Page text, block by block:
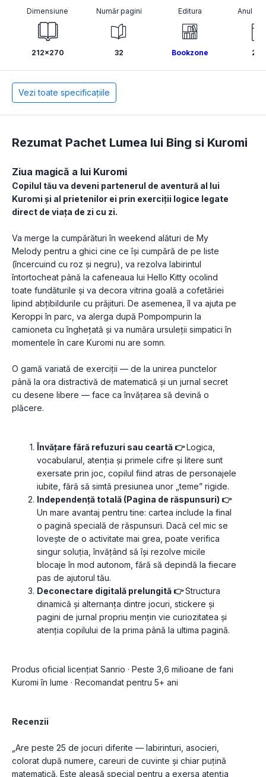
Dimensiune
212x270
Număr pagini
32
Editura
Bookzone
Anul
Vezi toate specificațiile
Rezumat Pachet Lumea lui Bing si Kuromi
Ziua magică a lui Kuromi
Copilul tău va deveni partenerul de aventură al lui
Kuromi și al prietenilor ei prin exerciții logice legate
direct de viața de zi cu zi.
Va merge la cumpărături în weekend alături de My
Melody pentru a ghici cine ce își cumpără de pe liste
(încercuind cu roz și negru), va rezolva labirintul
întortocheat până la cafeneaua lui Hello Kitty ocolind
toate fundăturile și va decora vitrina goală a cofetăriei
lipind abțibildurile cu prăjituri. De asemenea, îl va ajuta pe
Keroppi în parc, va alerga după Pompompurin la
camioneta cu înghețată și va număra ursuleții simpatici în
momentele în care Kuromi nu are somn.
O gamă variată de exerciții — de la unirea punctelor
până la ora distractivă de matematică și un jurnal secret
cu desene libere — face ca învățarea să devină o
plăcere.
Învățare fără refuzuri sau ceartă 👉 Logica,
vocabularul, atenția și primele cifre și litere sunt
exersate prin joc, copilul fiind atras de personajele
iubite, fără să simtă presiunea unor „teme” rigide.
Independență totală (Pagina de răspunsuri) 👉
Un mare avantaj pentru tine: cartea include la final
o pagină specială de răspunsuri. Dacă cel mic se
lovește de o activitate mai grea, poate verifica
singur soluția, învățând să își rezolve micile
blocaje în mod autonom, fără să depindă la fiecare
pas de ajutorul tău.
Deconectare digitală prelungită 👉 Structura
dinamică și alternanța dintre jocuri, stickere și
pagini de jurnal propriu mențin vie curiozitatea și
atenția copilului de la prima până la ultima pagină.
Produs oficial licențiat Sanrio · Peste 3,6 milioane de fani
Kuromi în lume · Recomandat pentru 5+ ani
Recenzii
„Are peste 25 de jocuri diferite — labirinturi, asocieri,
colorat după numere, careuri de cuvinte și chiar puțină
matematică. Este aleasă special pentru a exersa atenția